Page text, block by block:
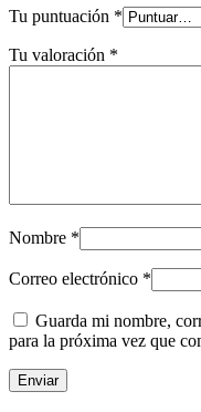
Tu puntuación *
Tu valoración *
Nombre *
Correo electrónico *
Guarda mi nombre,
para la próxima vez que